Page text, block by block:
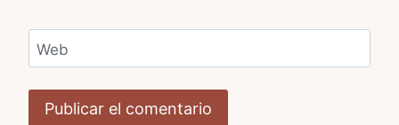
Web